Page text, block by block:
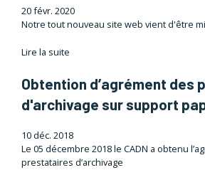
20 févr. 2020
Notre tout nouveau site web vient d'être
Lire la suite
Obtention d’agrément des
d'archivage sur support
10 déc. 2018
Le 05 décembre 2018 le CADN a obtenu
prestataires d’archivage